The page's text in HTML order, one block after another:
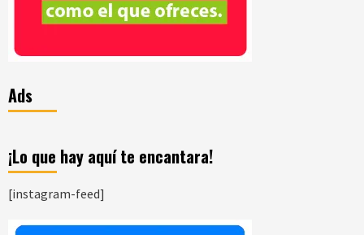
Ads
¡Lo que hay aquí te encantara!
[instagram-feed]